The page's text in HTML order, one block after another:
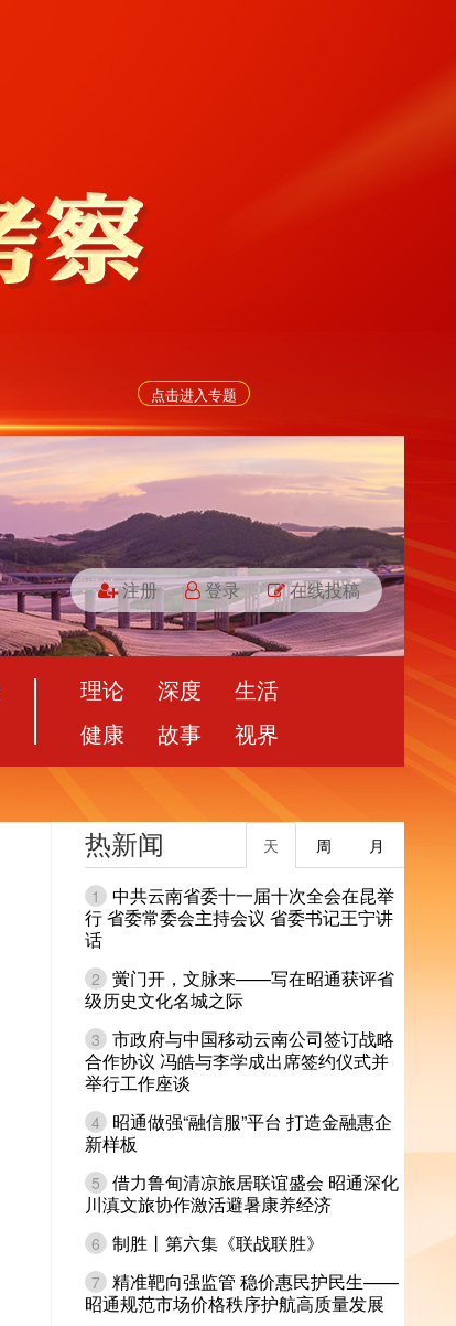
点击进入专题
注册 登录 在线投稿
理论 深度
生活
健康
故事 视界
热新闻 月
周
天
1
中共云南省委十一届十次全会在昆举
行 省委常委会主持会议 省委书记王宁讲
话
2 黉门开，文脉来——写在昭通获评省
级历史文化名城之际
3 市政府与中国移动云南公司签订战略
合作协议 冯皓与李学成出席签约仪式并
举行工作座谈
4
昭通做强“融信服”平台 打造金融惠企
新样板
5 借力鲁甸清凉旅居联谊盛会 昭通深化
川滇文旅协作激活避暑康养经济
6 制胜丨第六集《联战联胜》
7 精准靶向强监管 稳价惠民护民生——
昭通规范市场价格秩序护航高质量发展